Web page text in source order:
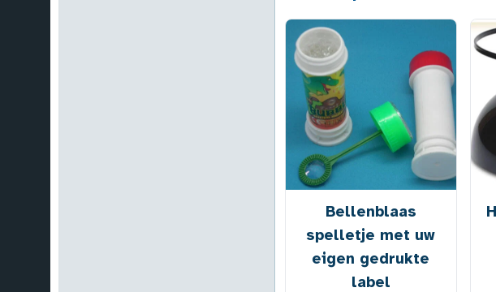
Bellenblaas
spelletje met uw
eigen gedrukte
label